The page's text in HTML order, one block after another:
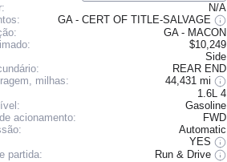
N/A
GA - CERT OF TITLE-SALVAGE
GA - MACON
$10,249
Side
REAR END
milhas:
44,431 mi
1.6L 4
Gasoline
acionamento:
FWD
Automatic
YES
partida:
Run & Drive